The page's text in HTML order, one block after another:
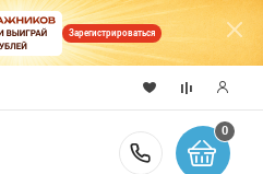
Зарегистрироваться
0